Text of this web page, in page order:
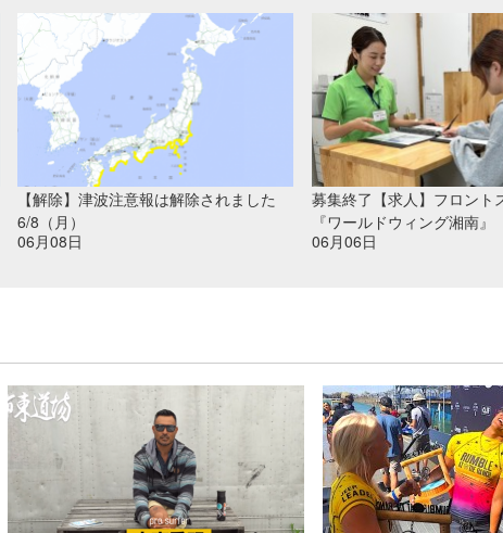
【解除】津波注意報は解除されました
6/8（月）
06月08日
募集終了【求人】フロント
『ワールドウィング湘南』
06月06日